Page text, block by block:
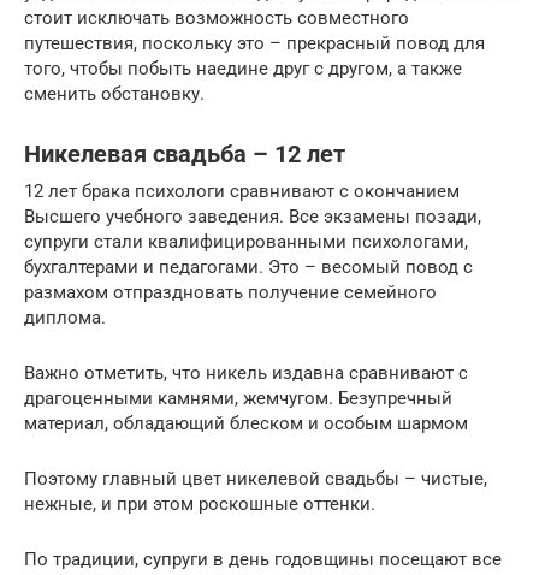
стоит исключать возможность совместного
путешествия, поскольку это – прекрасный повод для
того, чтобы побыть наедине друг с другом, а также
сменить обстановку.
Никелевая свадьба – 12 лет
12 лет брака психологи сравнивают с окончанием
Высшего учебного заведения. Все экзамены позади,
супруги стали квалифицированными психологами,
бухгалтерами и педагогами. Это – весомый повод с
размахом отпраздновать получение семейного
диплома.
Важно отметить, что никель издавна сравнивают с
драгоценными камнями, жемчугом. Безупречный
материал, обладающий блеском и особым шармом
Поэтому главный цвет никелевой свадьбы – чистые,
нежные, и при этом роскошные оттенки.
По традиции, супруги в день годовщины посещают все